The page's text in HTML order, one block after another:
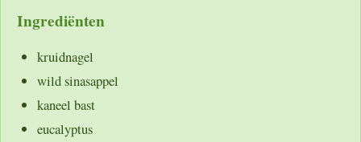
Ingrediënten
kruidnagel
wild sinasappel
kaneel bast
eucalyptus